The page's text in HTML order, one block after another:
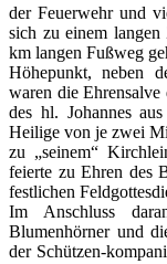
der Feuerwehr und
sich zu einem
km langen Fußweg
Höhepunkt, neben
waren die Ehrensalve
des hl. Johannes
Heilige von je zwei
zu „seinem“
feierte zu Ehren des
festlichen
Im Anschluss
Blumenhörner und
der Schützen-